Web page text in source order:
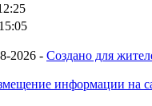
2026 - Создано для
информации на